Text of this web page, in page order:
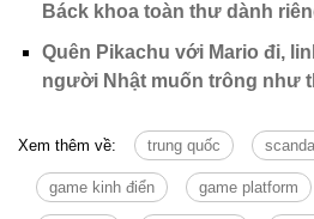
Báck khoa toàn thư dành
Quên Pikachu với Mario đi,
người Nhật muốn trông như
Xem thêm về: trung quốc scandal
game kinh điển game platform